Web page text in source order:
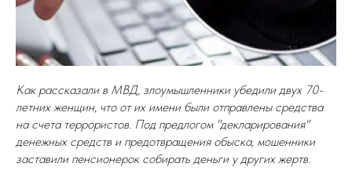
Как рассказали в МВД, злоумышленники убедили двух 70-
летних женщин, что от их имени были отправлены средства
на счета террористов. Под предлогом "декларирования"
денежных средств и предотвращения обыска, мошенники
заставили пенсионерок собирать деньги у других жертв.